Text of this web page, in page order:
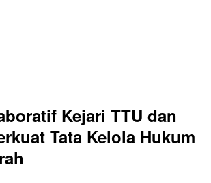
Kejari TTU dan
Tata Kelola Hukum